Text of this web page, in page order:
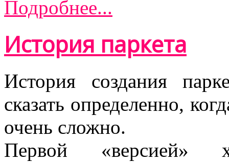
Подробнее...
История паркета
История создания
сказать определенно,
очень сложно.
Первой «версией»